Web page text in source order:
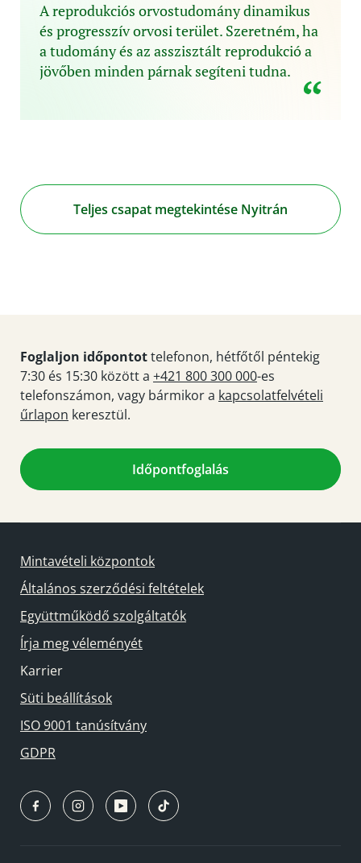
A reprodukciós orvostudomány dinamikus
és progresszív orvosi terület. Szeretném, ha
a tudomány és az asszisztált reprodukció a
jövőben minden párnak segíteni tudna.
Teljes csapat megtekintése Nyitrán
Foglaljon időpontottelefonon, hétfőtől péntekig
7:30 és 15:30 között a +421 800 300 000-es
telefonszámon, vagy bármikor a kapcsolatfelvételi
űrlapon keresztül.
Időpontfoglalás
Mintavételi központok
Általános szerződési feltételek
Együttműködő szolgáltatók
Írja meg véleményét
Karrier
Süti beállítások
ISO 9001 tanúsítvány
GDPR